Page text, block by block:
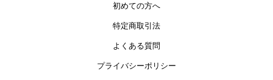
初めての方へ
特定商取引法
よくある質問
プライバシーポリシー